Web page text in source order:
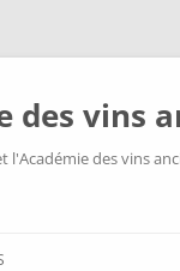
des vins
l'Académie des vins